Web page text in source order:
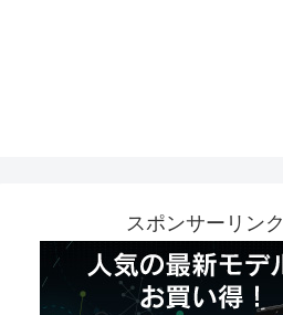
スポンサーリンク